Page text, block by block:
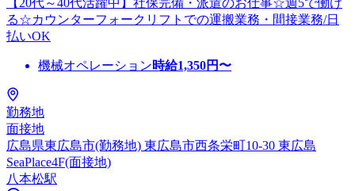
る☆カウンターフォークリフトでの運搬業務・間接業務/日
払いOK
機械オペレーション時給1,350円〜
勤務地
面接地
広島県東広島市(勤務地) 東広島市西条栄町10-30 東広島
SeaPlace4F(面接地)
八本松駅